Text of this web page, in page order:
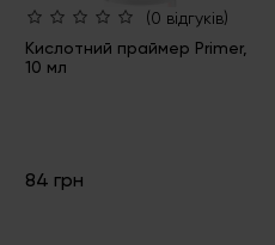
(0 відгуків)
Кислотний праймер Primer,
10 мл
84 грн